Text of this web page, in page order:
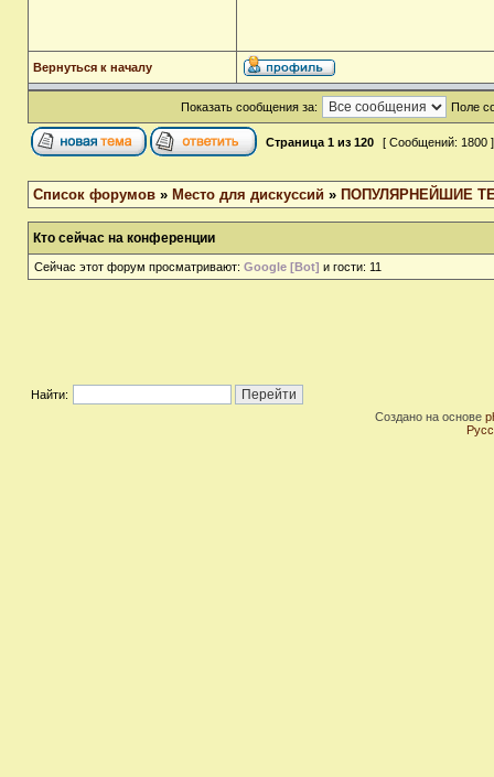
Вернуться к началу
Показать сообщения за: Поле
Страница 1 из 120 [ Сообщений: 1800
Список форумов » Место для дискуссий » ПОПУЛЯРНЕЙШИЕ
Кто сейчас на конференции
Сейчас этот форум просматривают: Google [Bot] и гости: 11
Найти:
Создано на основе